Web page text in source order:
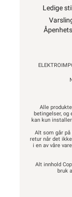
Ledige
Alle
betingelser, og
kan kun
Alt som går
retur når det
i en av våre
Alt innhold
bruk